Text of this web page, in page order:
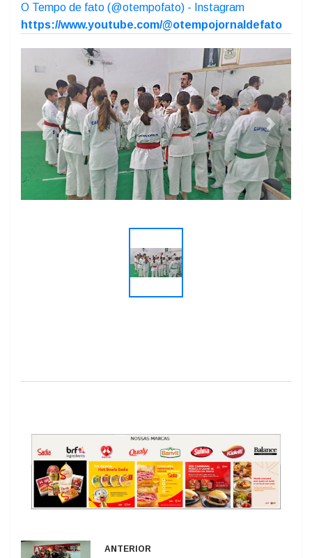
https://chat.whatsapp.com/IENksRuv8qeLrmSgDRT5lQ
https://www.facebook.com/aldo.azevedo.5/
O Tempo de fato (@otempofato) - Instagram
https://www.youtube.com/@otempojornaldefato
Previous Next